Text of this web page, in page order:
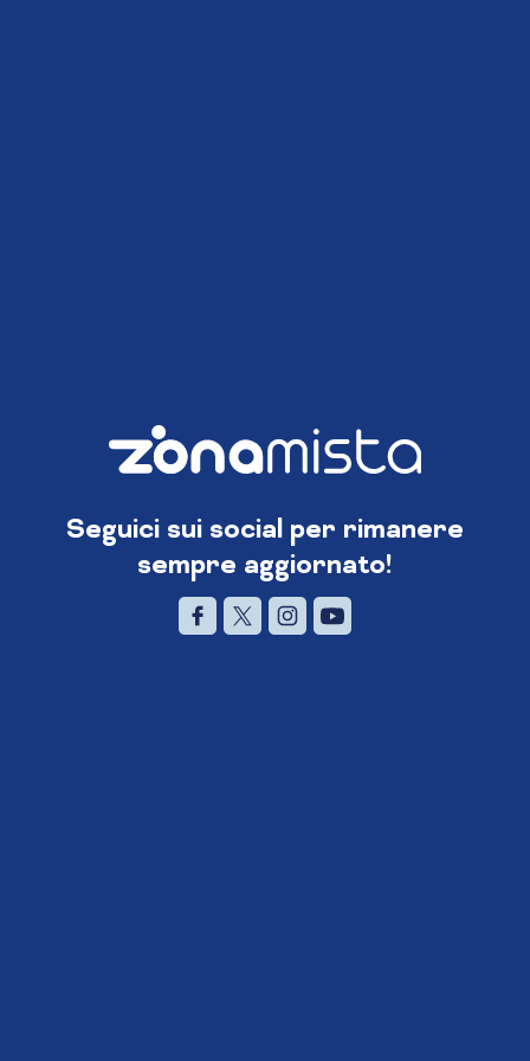
Seguici sui social per rimanere
sempre aggiornato!